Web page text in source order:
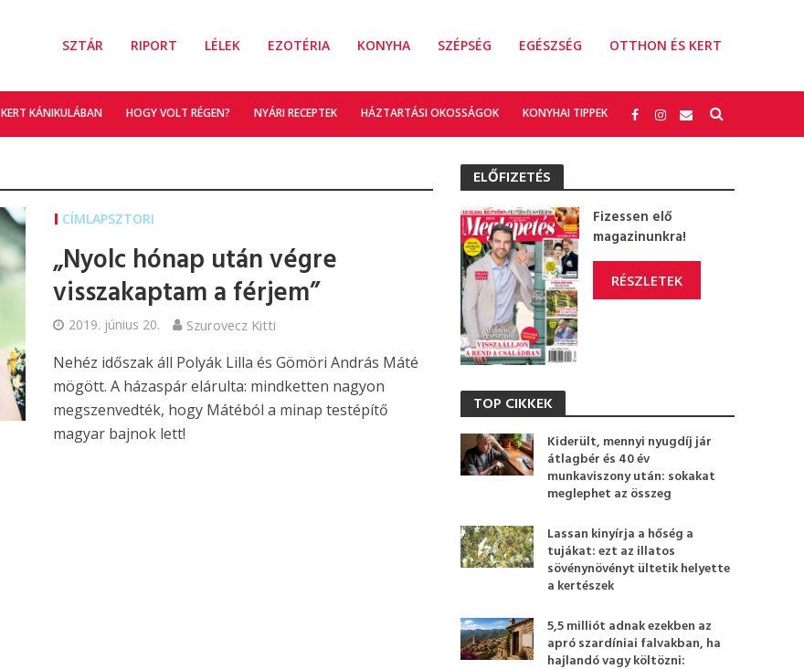
SZTÁR RIPORT LÉLEK EZOTÉRIA KONYHA SZÉPSÉG EGÉSZSÉG OTTHON ÉS KERT
KERT KÁNIKULÁBAN HOGY VOLT RÉGEN? NYÁRI RECEPTEK HÁZTARTÁSI OKOSSÁGOK KONYHAI TIPPEK
CÍMLAPSZTORI
„Nyolc hónap után végre
visszakaptam a férjem”
2019. június 20. Szurovecz Kitti
Nehéz időszak áll Polyák Lilla és Gömöri András Máté
mögött. A házaspár elárulta: mindketten nagyon
megszenvedték, hogy Mátéból a minap testépítő
magyar bajnok lett!
ELŐFIZETÉS
Fizessen elő
magazinunkra!
RÉSZLETEK
TOP CIKKEK
Kiderült, mennyi nyugdíj jár
átlagbér és 40 év
munkaviszony után: sokakat
meglephet az összeg
Lassan kinyírja a hőség a
tujákat: ezt az illatos
sövénynövényt ültetik helyette
a kertészek
5,5 milliót adnak ezekben az
apró szardíniai falvakban, ha
hajlandó vagy költözni: